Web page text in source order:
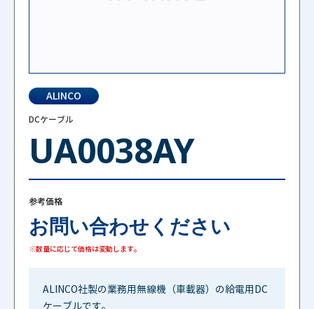
ALINCO
DCケーブル
UA0038AY
参考価格
お問い合わせください
※数量に応じて価格は変動します。
ALINCO社製の業務用無線機（車載器）の給電用DC
ケーブルです。